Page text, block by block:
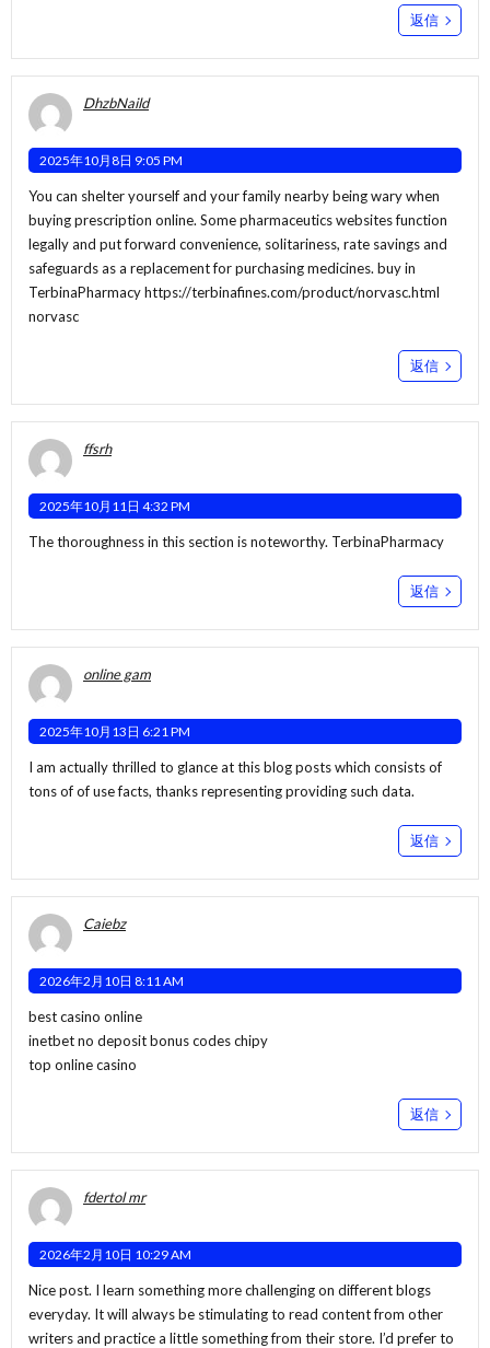
返信
DhzbNaild
2025年10月8日 9:05 PM
You can shelter yourself and your family nearby being wary when
buying prescription online. Some pharmaceutics websites function
legally and put forward convenience, solitariness, rate savings and
safeguards as a replacement for purchasing medicines. buy in
TerbinaPharmacyhttps://terbinafines.com/product/norvasc.html
norvasc
返信
ffsrh
2025年10月11日 4:32 PM
The thoroughness in this section is noteworthy. TerbinaPharmacy
返信
online gam
2025年10月13日 6:21 PM
I am actually thrilled to glance at this blog posts which consists of
tons of of use facts, thanks representing providing such data.
返信
Caiebz
2026年2月10日 8:11 AM
best casino online
inetbet no deposit bonus codes chipy
top online casino
返信
fdertol mr
2026年2月10日 10:29 AM
Nice post. I learn something more challenging on different blogs
everyday. It will always be stimulating to read content from other
writers and practice a little something from their store. I’d prefer to